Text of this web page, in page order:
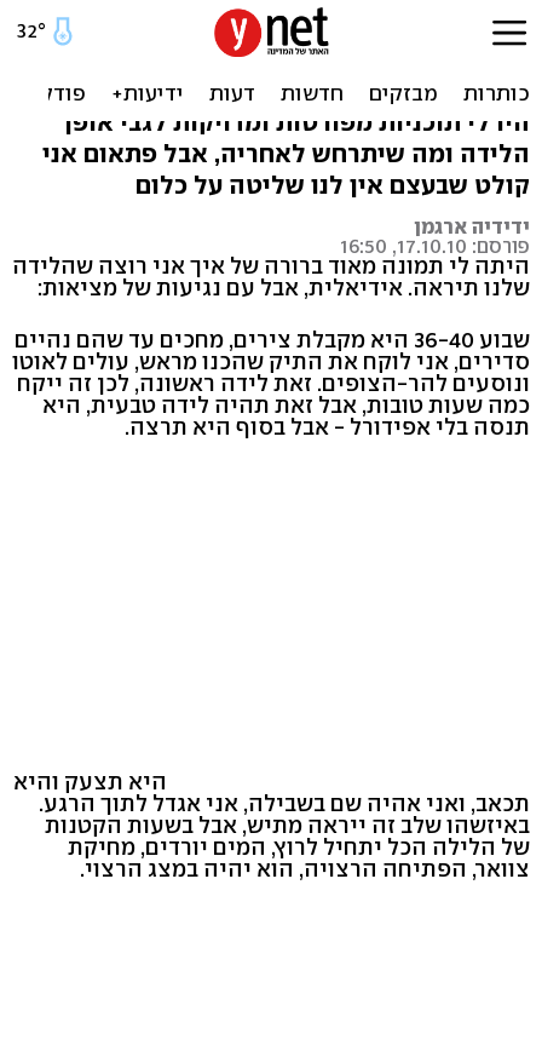
לקראת הלידה: מוכן ומזומן
להרפתקה גדולה
היו לי תוכניות מפורטות ומדויקות לגבי אופן
הלידה ומה שיתרחש לאחריה, אבל פתאום אני
קולט שבעצם אין לנו שליטה על כלום
ידידיה ארגמן
פורסם: 17.10.10, 16:50
היתה לי תמונה מאוד ברורה של איך אני רוצה שהלידה
שלנו תיראה. אידיאלית, אבל עם נגיעות של מציאות:
שבוע 36-40 היא מקבלת צירים, מחכים עד שהם נהיים
סדירים, אני לוקח את התיק שהכנו מראש, עולים לאוטו
ונוסעים להר-הצופים. זאת לידה ראשונה, לכן זה ייקח
כמה שעות טובות, אבל זאת תהיה לידה טבעית, היא
תנסה בלי אפידורל - אבל בסוף היא תרצה.
היא תצעק והיא
תכאב, ואני אהיה שם בשבילה, אני אגדל לתוך הרגע.
באיזשהו שלב זה ייראה מתיש, אבל בשעות הקטנות
של הלילה הכל יתחיל לרוץ, המים יורדים, מחיקת
צוואר, הפתיחה הרצויה, הוא יהיה במצג הרצוי.